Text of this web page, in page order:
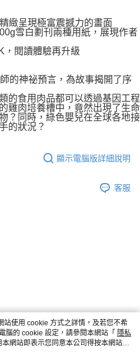
緻呈現極富震撼力的畫面
雪白劃刊兩種用紙，展現作者
，閱讀體驗再升級
的神祕預言，為故事揭開了序
的食用肉品都可以透過基因工程
雞肉培養槽中，竟然出現了生命
？同時，綠色嬰兒在全球各地接
的狀況？
顯示電腦版詳細說明
客服
使用 cookie 方式之詳情，及若您不希
腦的 cookie 設定，請參閱本網站「 隱私
網站即表示您同意本公司得按本網站使